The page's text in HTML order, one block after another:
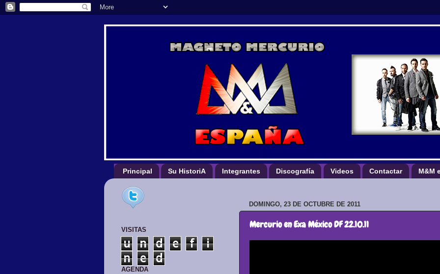
Principal Su HistoriA Integrantes Discografía Videos Contactar M&M
DOMINGO, 23 DE OCTUBRE DE 2011
Mercurio en Exa México DF 22.10.11
VISITAS
u n d e f
i
n
e d
AGENDA